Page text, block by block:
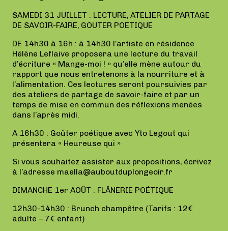
SAMEDI 31 JUILLET : LECTURE, ATELIER DE PARTAGE
DE SAVOIR-FAIRE, GOUTER POETIQUE
DE 14h30 à 16h : à 14h30 l’artiste en résidence
Hélène Leflaive proposera une lecture du travail
d’écriture « Mange-moi ! » qu’elle mène autour du
rapport que nous entretenons à la nourriture et à
l’alimentation. Ces lectures seront poursuivies par
des ateliers de partage de savoir-faire et par un
temps de mise en commun des réflexions menées
dans l’après midi.
A 16h30 : Goûter poétique avec Yto Legout qui
présentera « Heureuse qui »
Si vous souhaitez assister aux propositions, écrivez
à l’adresse maella@auboutduplongeoir.fr
DIMANCHE 1er AOÛT : FLÂNERIE POÉTIQUE
12h30-14h30 : Brunch champêtre (Tarifs : 12€
adulte – 7€ enfant)